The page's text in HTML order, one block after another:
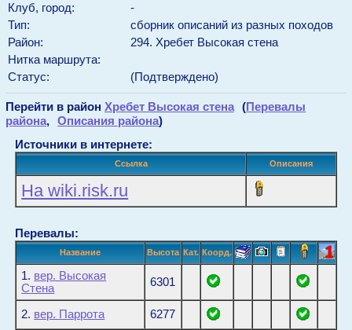
Клуб, город:
-
Тип:
сборник описаний из разных походов
Район:
294. Хребет Высокая стена
Нитка маршрута:
Статус:
(Подтверждено)
Перейти в район Хребет Высокая стена (Перевалы
района, Описания района)
Источники в интернете:
Ссылка Описания
На wiki.risk.ru
Перевалы:
Название Высота Кат. Коорд.
1. вер. Высокая
Стена
6301
2. вер. Паррота 6277